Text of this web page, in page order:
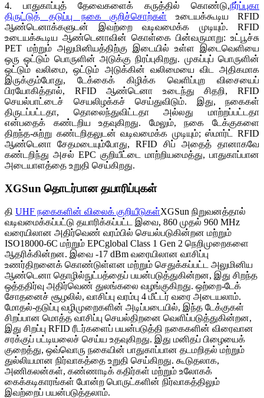
4. பாதுகாப்புத் தேவைகளைக் கருத்தில் கொண்டு,நீர்ப்புகா
திருட்டுத் தடுப்பு நகை குறிச்சொற்கள் உடையக்கூடிய RFID
ஆண்டெனாக்களுடன் இவற்றை வடிவமைக்க முடியும். RFID
உடையக்கூடிய ஆண்டெனாவின் கொள்கை பின்வருமாறு: உட்பூச்சு
PET மற்றும் அலுமினியத்திற்கு இடையில் உள்ள இடைவெளியை
ஒரு ஒட்டும் பொருளின் அடுக்கு நிரப்புகிறது. முகப்புப் பொருளின்
ஒட்டும் வலிமை, ஒட்டும் அடுக்கின் வலிமையை விட அதிகமாக
இருக்கும்போது, ​​டேக்கைக் கிழிக்க வெளிப்புற விசையைப்
பிரயோகித்தால், RFID ஆண்டெனா உடைந்து சிதறி, RFID
செயல்பாட்டைச் செயலிழக்கச் செய்துவிடும். இது, நகைகள்
திருடப்பட்டதா, தொலைந்துவிட்டதா அல்லது மாற்றப்பட்டதா
என்பதைக் கண்டறிய உதவுகிறது. மேலும், நகை டேக்குகளை
திறந்த-சுற்று கண்டறிதலுடன் வடிவமைக்க முடியும்; ஸ்மார்ட் RFID
ஆண்டெனா சேதமடையும்போது, ​​RFID சிப் அதைத் தானாகவே
கண்டறிந்து அசல் EPC குறியீட்டை மாற்றியமைத்து, பாதுகாப்பான
அடையாளத்தை உறுதி செய்கிறது.
XGSun தொடர்பான தயாரிப்புகள்
தி UHF நகைகளின் விலைக் குறியீடுகள்XGSun நிறுவனத்தால்
வடிவமைக்கப்பட்டு தயாரிக்கப்பட்ட இவை, 860 முதல் 960 MHz
வரையிலான அதிர்வெண் வரம்பில் செயல்படுகின்றன மற்றும்
ISO18000-6C மற்றும் EPCglobal Class 1 Gen 2 நெறிமுறைகளை
ஆதரிக்கின்றன. இவை -17 dBm வரையிலான வாசிப்பு
உணர்திறனைக் கொண்டுள்ளன மற்றும் செதுக்கப்பட்ட அலுமினிய
ஆண்டெனா தொழில்நுட்பத்தைப் பயன்படுத்துகின்றன, இது சிறந்த
ஒத்ததிர்வு அதிர்வெண் துலங்கலை வழங்குகிறது. ஒற்றை-டேக்
சோதனைச் சூழலில், வாசிப்பு வரம்பு 4 மீட்டர் வரை அடையலாம்.
மோதல்-தடுப்பு வழிமுறைகளின் அடிப்படையில், இந்த டேக்குகள்
சிறப்பான மொத்த வாசிப்பு செயல்திறனை வெளிப்படுத்துகின்றன,
இது சிறப்பு RFID ரீடர்களைப் பயன்படுத்தி நகைகளின் விரைவான
சரக்குப் பட்டியலைச் செய்ய உதவுகிறது. இது மனிதப் பிழையைக்
குறைத்து, ஒவ்வொரு நகையின் பாதுகாப்பான தடமறிதல் மற்றும்
துல்லியமான நிர்வாகத்தை உறுதி செய்கிறது. கூடுதலாக,
அணிகலன்கள், கண்ணாடிக் கதிர்கள் மற்றும் உலோகக்
கைக்கடிகாரங்கள் போன்ற பொருட்களின் நிர்வாகத்திலும்
இவற்றைப் பயன்படுத்தலாம்.